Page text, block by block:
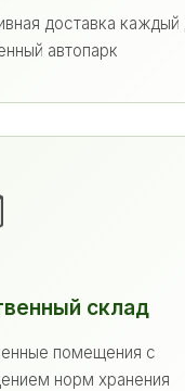
доставка каждый
автопарк
склад
помещения с
норм хранения